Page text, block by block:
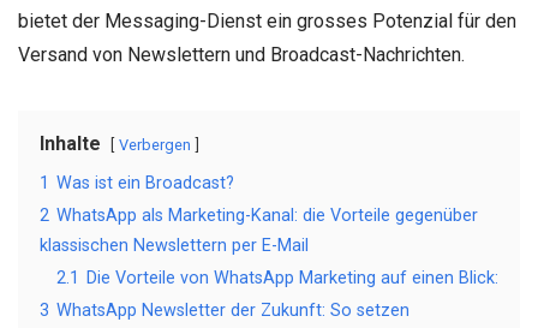
bietet der Messaging-Dienst ein grosses Potenzial für den
Versand von Newslettern und Broadcast-Nachrichten.
Inhalte Verbergen
1 Was ist ein Broadcast?
2 WhatsApp als Marketing-Kanal: die Vorteile gegenüber
klassischen Newslettern per E-Mail
2.1
Die Vorteile von WhatsApp Marketing auf einen Blick:
3 WhatsApp Newsletter der Zukunft: So setzen